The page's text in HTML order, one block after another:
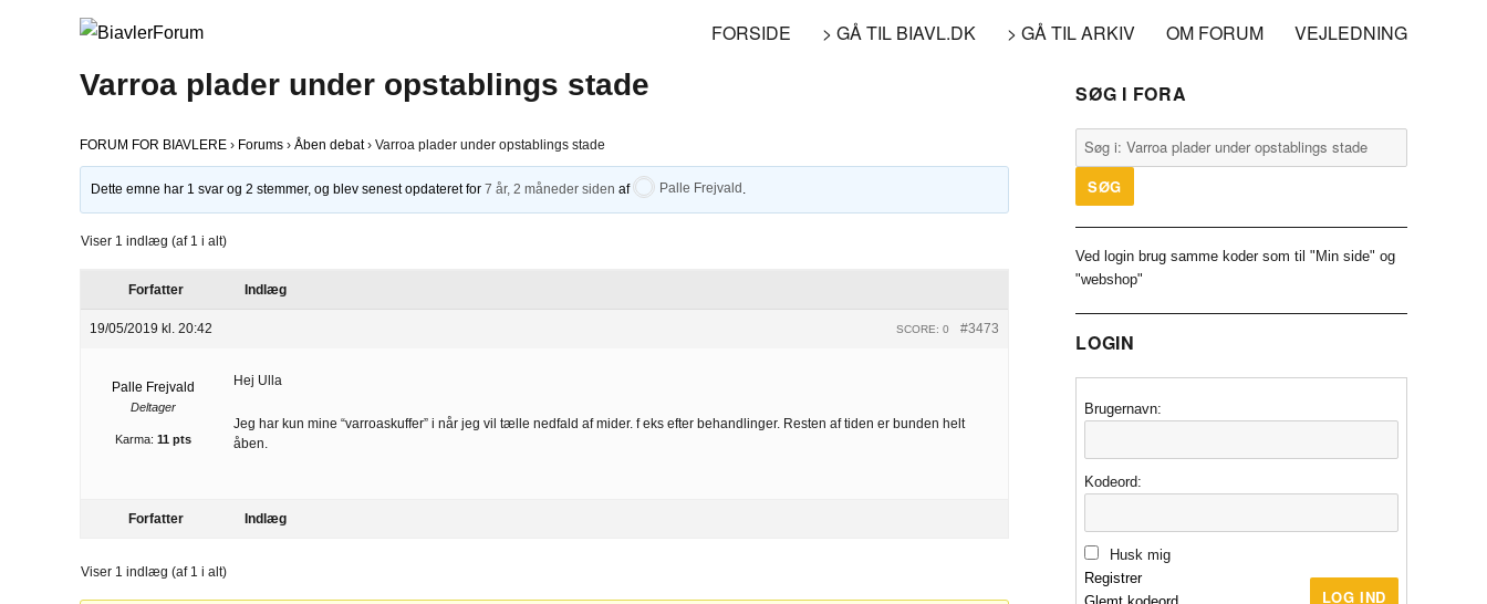
FORSIDE > GÅ TIL BIAVL.DK > GÅ TIL ARKIV OM FORUM VEJLEDNING
Varroa plader under opstablings stade
FORUM FOR BIAVLERE › Forums › Åben debat › Varroa plader under opstablings stade
Dette emne har 1 svar og 2 stemmer, og blev senest opdateret for7 år, 2 måneder siden af Palle Frejvald
Viser 1 indlæg (af 1 i alt)
Forfatter Indlæg
19/05/2019 kl. 20:42 #3473
SCORE: 0
Palle Frejvald
Deltager
Karma: 11 pts
Hej Ulla
Jeg har kun mine “varroaskuffer” i når jeg vil tælle nedfald af mider. f eks efter behandlinger. Resten af tiden er bunden helt
åben.
Forfatter Indlæg
Viser 1 indlæg (af 1 i alt)
SØG I FORA
Ved login brug samme koder som til "Min side" og
"webshop"
LOGIN
Brugernavn:
Kodeord:
Husk mig
LOG IND
Registrer